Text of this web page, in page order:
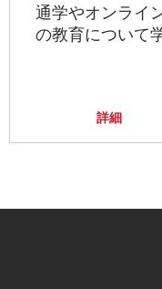
通学やオンライ
の教育について
詳細